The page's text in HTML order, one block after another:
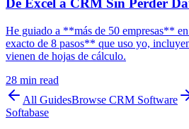
De Excel a CRM Sin Perder
He guiado a **más de 50 empresas**
exacto de 8 pasos** que uso yo,
vienen de hojas de cálculo.
28 min read
All GuidesBrowse CRM Software
Softabase